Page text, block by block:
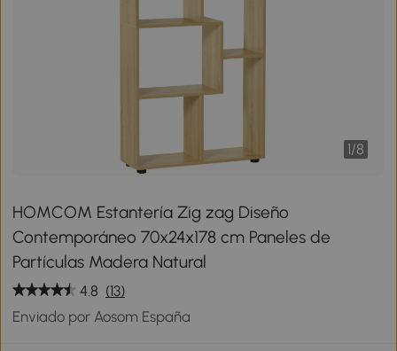
1/8
HOMCOM Estantería Zig zag Diseño
Contemporáneo 70x24x178 cm Paneles de
Partículas Madera Natural
4.8 (13)
Enviado por Aosom España